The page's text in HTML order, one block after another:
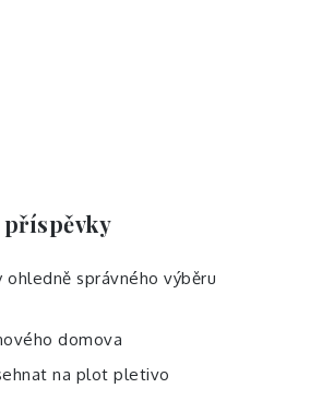
správného výběru
domova
na plot pletivo